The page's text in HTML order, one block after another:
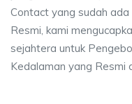
Contact yang sudah
Resmi, kami
sejahtera untuk
Kedalaman yang Resmi